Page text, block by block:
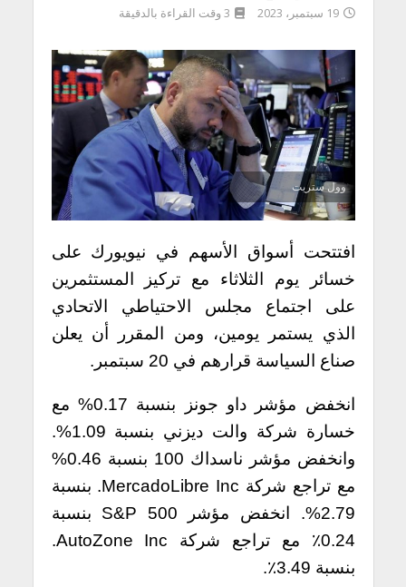
19 سبتمبر، 2023 3 وقت القراءة بالدقيقة
وول ستريت
افتتحت أسواق الأسهم في نيويورك على
خسائر يوم الثلاثاء مع تركيز المستثمرين
على اجتماع مجلس الاحتياطي الاتحادي
الذي يستمر يومين، ومن المقرر أن يعلن
صناع السياسة قرارهم في 20 سبتمبر.
انخفض مؤشر داو جونز بنسبة 0.17% مع
خسارة شركة والت ديزني بنسبة 1.09%.
وانخفض مؤشر ناسداك 100 بنسبة 0.46%
مع تراجع شركة MercadoLibre Inc. بنسبة
2.79%. انخفض مؤشر S&P 500 بنسبة
0.24٪ مع تراجع شركة AutoZone Inc.
بنسبة 3.49٪.